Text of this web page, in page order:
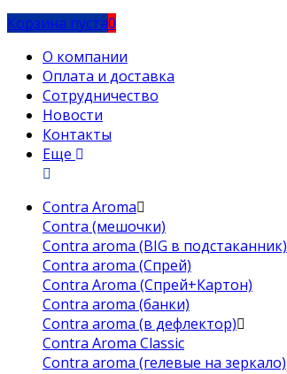
Корзина пуста0
О компании
Оплата и доставка
Сотрудничество
Новости
Контакты
Еще
Contra Aroma
Contra (мешочки)
Contra aroma (BIG в подстаканник)
Contra aroma (Спрей)
Contra Aroma (Спрей+Картон)
Contra aroma (банки)
Contra aroma (в дефлектор)
Contra Aroma Classic
Contra aroma (гелевые на зеркало)